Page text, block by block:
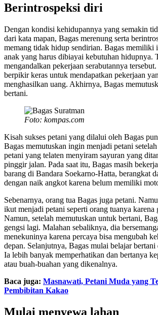
Berintrospeksi diri
Dengan kondisi kehidupannya yang semakin
dari kata mapan, Bagas merenung serta
memang tidak hidup sendirian. Bagas memiliki
anak yang harus dibiayai kebutuhan hidupnya.
mengandalkan pekerjaan serabutannya
berpikir keras untuk mendapatkan pekerjaan
menghasilkan uang. Akhirnya, Bagas
bertani.
Foto: kompas.com
Kisah sukses petani yang dilalui oleh Bagas
Bagas memutuskan ingin menjadi petani
petani yang telaten menyiram sayuran yang
pinggir jalan. Pada saat itu, Bagas masih
barang di Bandara Soekarno-Hatta, berangkat
dengan naik angkot karena belum memiliki
Sebenarnya, orang tua Bagas juga petani.
ikut menjadi petani seperti orang tuanya karena
Namun, setelah memutuskan untuk bertani,
gengsi lagi. Malahan sebaliknya, dia
menekuninya karena percaya bisa mengubah
depan. Selanjutnya, Bagas mulai belajar bertani
Ia lebih banyak memperhatikan dan bertanya
atau buah-buahan yang dikenalnya.
Baca juga: Masnawati, Petani Muda yang
Pembibitan Kakao
Mulai menyewa lahan